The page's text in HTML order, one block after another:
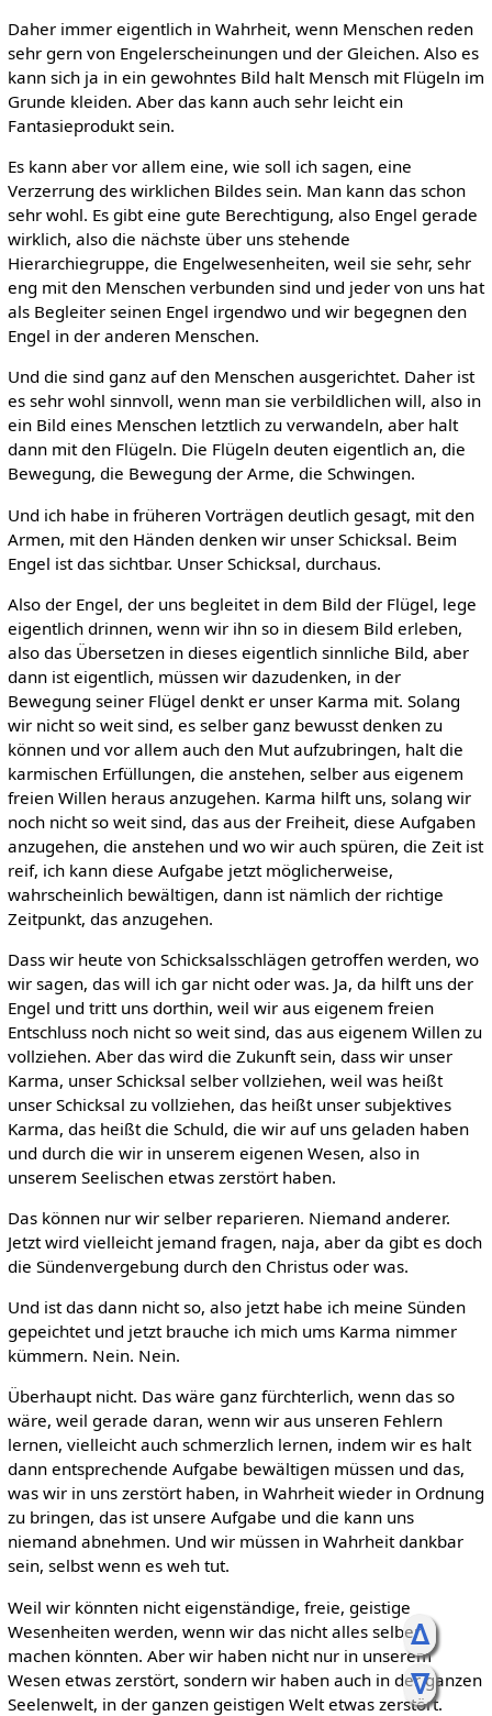
ᐃ
ᐁ
Daher immer eigentlich in Wahrheit, wenn Menschen reden
sehr gern von Engelerscheinungen und der Gleichen. Also es
kann sich ja in ein gewohntes Bild halt Mensch mit Flügeln im
Grunde kleiden. Aber das kann auch sehr leicht ein
Fantasieprodukt sein.
Es kann aber vor allem eine, wie soll ich sagen, eine
Verzerrung des wirklichen Bildes sein. Man kann das schon
sehr wohl. Es gibt eine gute Berechtigung, also Engel gerade
wirklich, also die nächste über uns stehende
Hierarchiegruppe, die Engelwesenheiten, weil sie sehr, sehr
eng mit den Menschen verbunden sind und jeder von uns hat
als Begleiter seinen Engel irgendwo und wir begegnen den
Engel in der anderen Menschen.
Und die sind ganz auf den Menschen ausgerichtet. Daher ist
es sehr wohl sinnvoll, wenn man sie verbildlichen will, also in
ein Bild eines Menschen letztlich zu verwandeln, aber halt
dann mit den Flügeln. Die Flügeln deuten eigentlich an, die
Bewegung, die Bewegung der Arme, die Schwingen.
Und ich habe in früheren Vorträgen deutlich gesagt, mit den
Armen, mit den Händen denken wir unser Schicksal. Beim
Engel ist das sichtbar. Unser Schicksal, durchaus.
Also der Engel, der uns begleitet in dem Bild der Flügel, lege
eigentlich drinnen, wenn wir ihn so in diesem Bild erleben,
also das Übersetzen in dieses eigentlich sinnliche Bild, aber
dann ist eigentlich, müssen wir dazudenken, in der
Bewegung seiner Flügel denkt er unser Karma mit. Solang
wir nicht so weit sind, es selber ganz bewusst denken zu
können und vor allem auch den Mut aufzubringen, halt die
karmischen Erfüllungen, die anstehen, selber aus eigenem
freien Willen heraus anzugehen. Karma hilft uns, solang wir
noch nicht so weit sind, das aus der Freiheit, diese Aufgaben
anzugehen, die anstehen und wo wir auch spüren, die Zeit ist
reif, ich kann diese Aufgabe jetzt möglicherweise,
wahrscheinlich bewältigen, dann ist nämlich der richtige
Zeitpunkt, das anzugehen.
Dass wir heute von Schicksalsschlägen getroffen werden, wo
wir sagen, das will ich gar nicht oder was. Ja, da hilft uns der
Engel und tritt uns dorthin, weil wir aus eigenem freien
Entschluss noch nicht so weit sind, das aus eigenem Willen zu
vollziehen. Aber das wird die Zukunft sein, dass wir unser
Karma, unser Schicksal selber vollziehen, weil was heißt
unser Schicksal zu vollziehen, das heißt unser subjektives
Karma, das heißt die Schuld, die wir auf uns geladen haben
und durch die wir in unserem eigenen Wesen, also in
unserem Seelischen etwas zerstört haben.
Das können nur wir selber reparieren. Niemand anderer.
Jetzt wird vielleicht jemand fragen, naja, aber da gibt es doch
die Sündenvergebung durch den Christus oder was.
Und ist das dann nicht so, also jetzt habe ich meine Sünden
gepeichtet und jetzt brauche ich mich ums Karma nimmer
kümmern. Nein. Nein.
Überhaupt nicht. Das wäre ganz fürchterlich, wenn das so
wäre, weil gerade daran, wenn wir aus unseren Fehlern
lernen, vielleicht auch schmerzlich lernen, indem wir es halt
dann entsprechende Aufgabe bewältigen müssen und das,
was wir in uns zerstört haben, in Wahrheit wieder in Ordnung
zu bringen, das ist unsere Aufgabe und die kann uns
niemand abnehmen. Und wir müssen in Wahrheit dankbar
sein, selbst wenn es weh tut.
Weil wir könnten nicht eigenständige, freie, geistige
Wesenheiten werden, wenn wir das nicht alles selber
machen könnten. Aber wir haben nicht nur in unserem
Wesen etwas zerstört, sondern wir haben auch in der ganzen
Seelenwelt, in der ganzen geistigen Welt etwas zerstört.